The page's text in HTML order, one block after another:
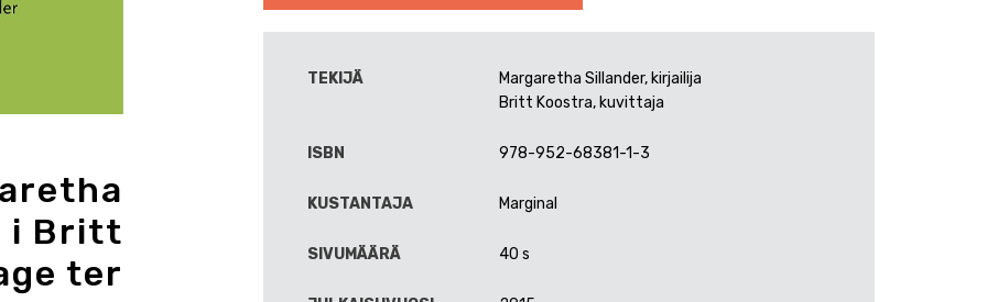
i Britt
ter
TEKIJÄ
Margaretha Sillander, kirjailija
Britt Koostra, kuvittaja
ISBN 978-952-68381-1-3
KUSTANTAJA Marginal
SIVUMÄÄRÄ 40 s